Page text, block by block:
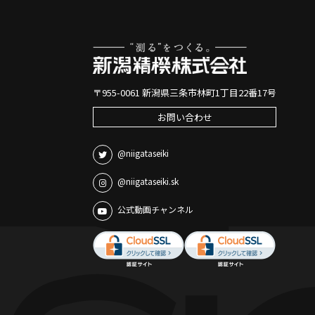
〒955-0061 新潟県三条市林町1丁目22番17号
お問い合わせ
@niigataseiki
@niigataseiki.sk
公式動画チャンネル